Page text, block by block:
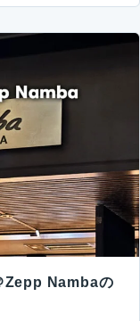
Zepp Nambaの